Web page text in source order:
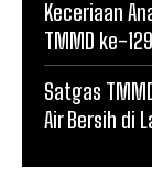
Keceriaan
TMMD ke-129
Satgas
Air Bersih di